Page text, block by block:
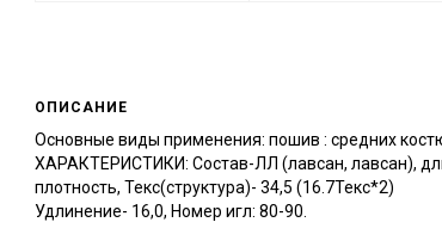
ОПИСАНИЕ
Основные виды применения: пошив : средних
ХАРАКТЕРИСТИКИ: Состав-ЛЛ (лавсан, лавсан),
плотность, Текс(структура)- 34,5 (16.7Текс*2)
Удлинение- 16,0, Номер игл: 80-90.